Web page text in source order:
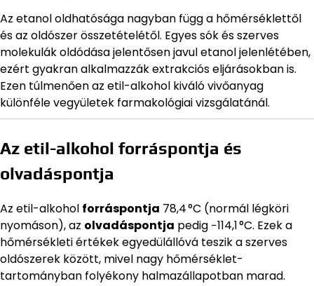
Az etanol oldhatósága nagyban függ a hőmérséklettől
és az oldószer összetételétől. Egyes sók és szerves
molekulák oldódása jelentősen javul etanol jelenlétében,
ezért gyakran alkalmazzák extrakciós eljárásokban is.
Ezen túlmenően az etil-alkohol kiváló vivőanyag
különféle vegyületek farmakológiai vizsgálatánál.
Az etil-alkohol forráspontja és
olvadáspontja
Az etil-alkohol forráspontja 78,4 °C (normál légköri
nyomáson), az olvadáspontja pedig −114,1 °C. Ezek a
hőmérsékleti értékek egyedülállóvá teszik a szerves
oldószerek között, mivel nagy hőmérséklet-
tartományban folyékony halmazállapotban marad.